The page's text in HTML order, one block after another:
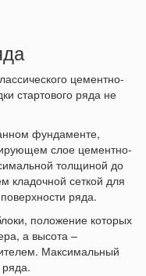
цементно-
стартового ряда не
фундаменте,
слое цементно-
толщиной до
кладочной сеткой для
ряда.
положение которых
а высота –
Максимальный